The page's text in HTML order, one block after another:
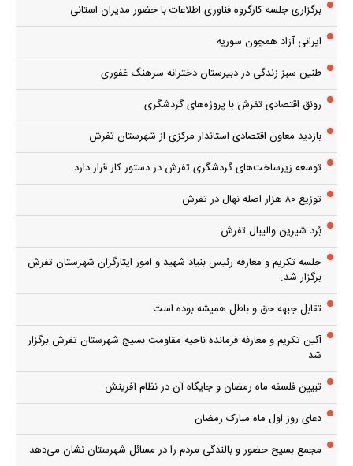
برگزاری جلسه کارگروه فناوری اطلاعات با حضور مدیران استانی
ایرانی آزاد همچون سوریه
طنین سبز زندگی در دبیرستان دخترانه سرهنگ غفوری
رونق اقتصادی تفرش با پروژه‌های گردشگری
بازدید معاون اقتصادی استاندار مرکزی از شهرستان تفرش
توسعه زیرساخت‌های گردشگری تفرش در دستور کار قرار دارد
توزیع ۸۰ هزار اصله نهال در تفرش
بُرد شیرین والیبال تفرش
جلسه تکریم و معارفه رئیس بنیاد شهید و امور ایثارگران شهرستان تفرش
برگزار شد.
تقابل جبهه حق و باطل همیشه بوده است
آئین تکریم و معارفه فرمانده ناحیه مقاومت بسیج شهرستان تفرش برگزار
شد
تبیین فلسفه ماه رمضان و جایگاه آن در نظام آفرینش
دعای روز اول ماه مبارک رمضان
مجمع بسیج حضور و بالندگی مردم را در مسائل شهرستان نشان می‌دهد